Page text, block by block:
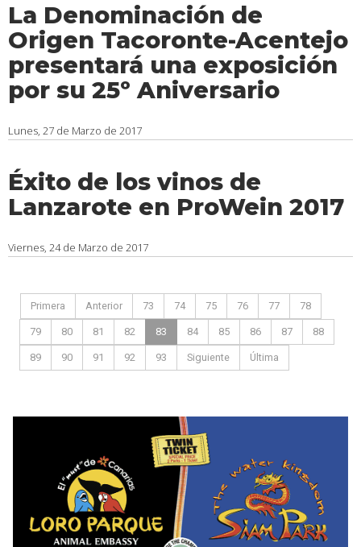
La Denominación de
Origen Tacoronte-Acentejo
presentará una exposición
por su 25º Aniversario
Lunes, 27 de Marzo de 2017
Éxito de los vinos de
Lanzarote en ProWein 2017
Viernes, 24 de Marzo de 2017
Primera Anterior 73 74 75 76 77 78
79 80 81 82 83 84 85 86 87 88
89 90 91 92 93 Siguiente Última